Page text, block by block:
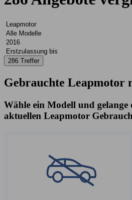
286 Treffer
Gebrauchte Leapmotor
Wähle ein Modell und gelange
aktuellen Leapmotor